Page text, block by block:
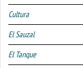
Cultura
El Sauzal
El Tanque